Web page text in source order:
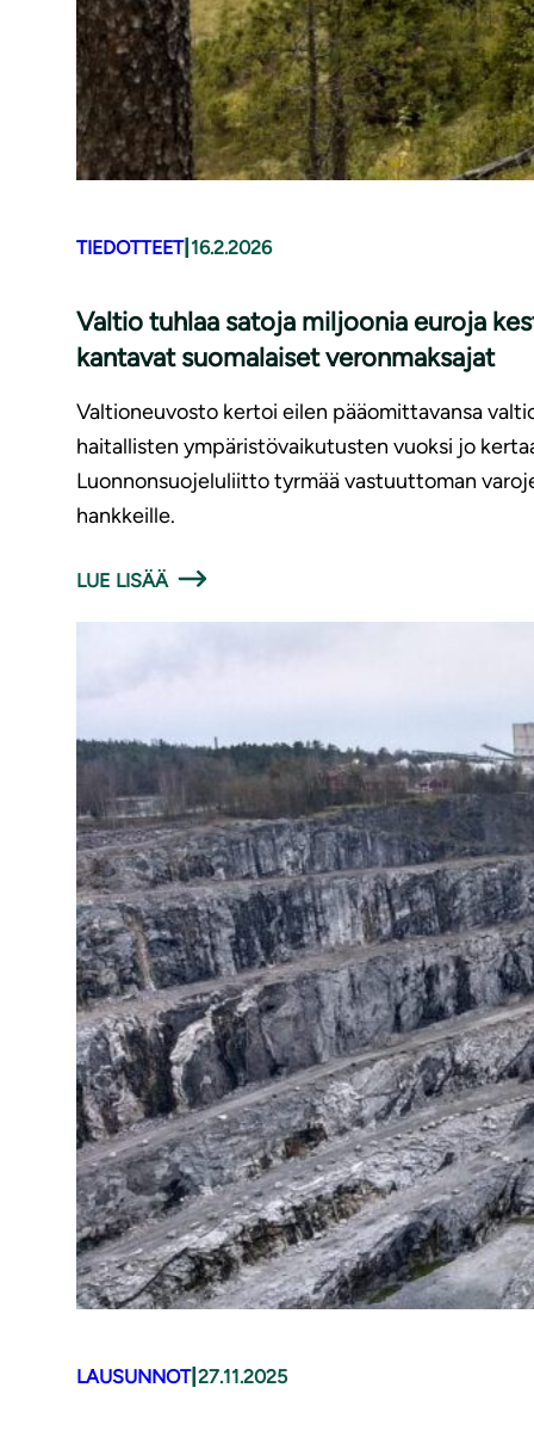
TIEDOTTEET| 16.2.2026
Valtio tuhlaa satoja miljoonia euroja
kantavat suomalaiset veronmaksajat
Valtioneuvosto kertoi eilen pääomittavansa
haitallisten ympäristövaikutusten vuoksi jo
Luonnonsuojeluliitto tyrmää vastuuttoman
hankkeille.
LUE LISÄÄ
LAUSUNNOT| 27.11.2025